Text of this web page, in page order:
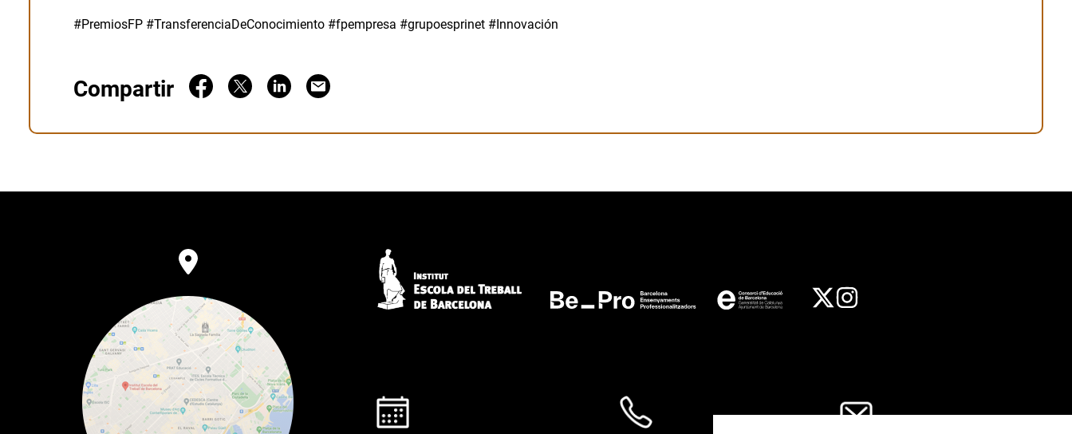
#PremiosFP #TransferenciaDeConocimiento #fpempresa #grupoesprinet #Innovación
Compartir